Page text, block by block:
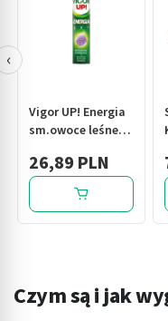
Vigor UP! Energia
sm.owoce leśne,
szt
26,89 PLN
‹
Czym są i jak